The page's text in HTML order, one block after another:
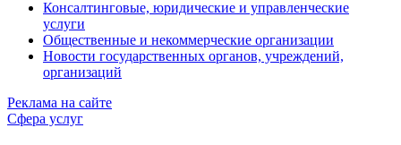
Консалтинговые, юридические и управленческие
услуги
Общественные и некоммерческие организации
Новости государственных органов, учреждений,
организаций
Реклама на сайте
Сфера услуг